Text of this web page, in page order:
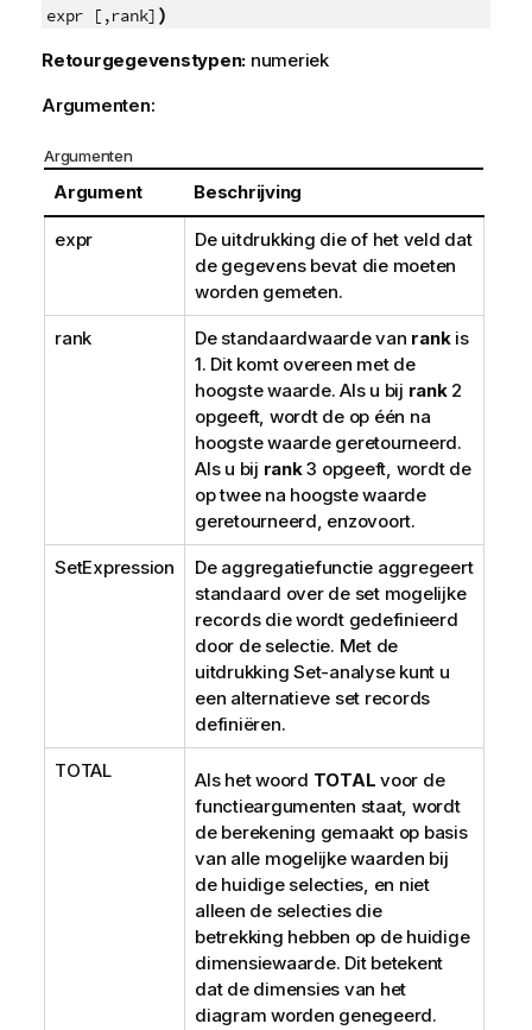
expr [,rank] )
Retourgegevenstypen: numeriek
Argumenten:
Argumenten
Argument Beschrijving
expr
De uitdrukking die of het veld dat
de gegevens bevat die moeten
worden gemeten.
rank De standaardwaarde van rankis
1. Dit komt overeen met de
hoogste waarde. Als u bij rank2
opgeeft, wordt de op één na
hoogste waarde geretourneerd.
Als u bij rank3 opgeeft, wordt de
op twee na hoogste waarde
geretourneerd, enzovoort.
SetExpression
De aggregatiefunctie aggregeert
standaard over de set mogelijke
records die wordt gedefinieerd
door de selectie. Met de
uitdrukking Set-analyse kunt u
een alternatieve set records
definiëren.
TOTAL Als het woord TOTAL voor de
functieargumenten staat, wordt
de berekening gemaakt op basis
van alle mogelijke waarden bij
de huidige selecties, en niet
alleen de selecties die
betrekking hebben op de huidige
dimensiewaarde. Dit betekent
dat de dimensies van het
diagram worden genegeerd.